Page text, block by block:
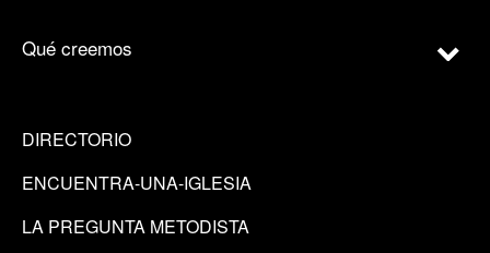
Qué creemos
DIRECTORIO
ENCUENTRA-UNA-IGLESIA
LA PREGUNTA METODISTA